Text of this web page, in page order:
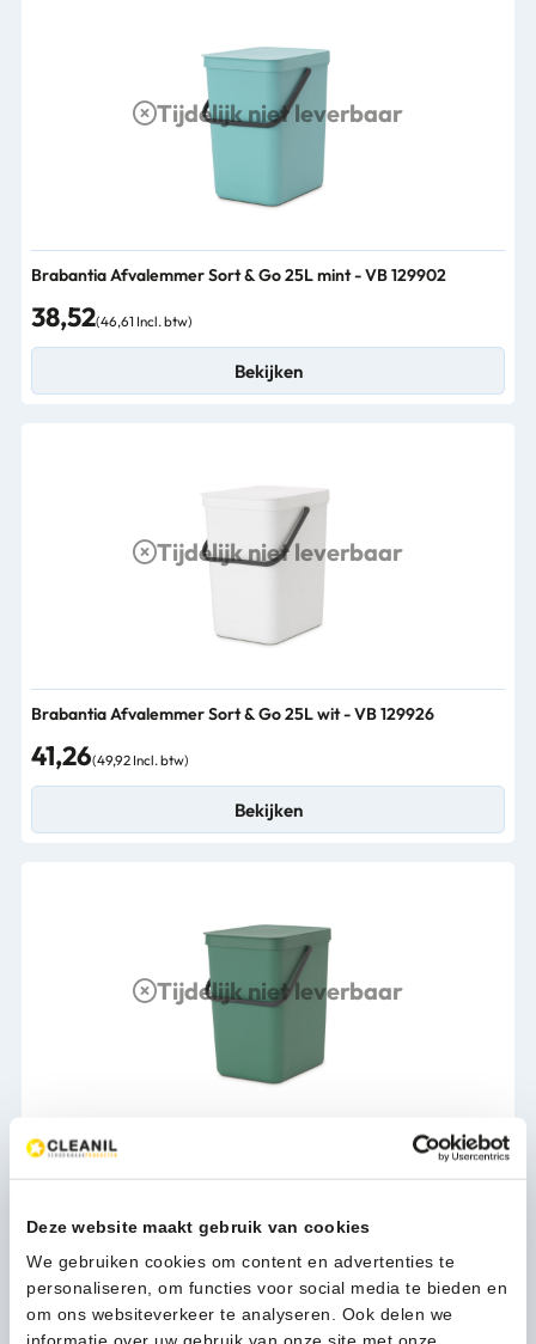
Deze website maakt gebruik van cookies
We gebruiken cookies om content en advertenties te
personaliseren, om functies voor social media te bieden en
om ons websiteverkeer te analyseren. Ook delen we
Tijdelijk niet leverbaar
Brabantia Afvalemmer Sort & Go 25L mint - VB 129902
38,52(46,61 Incl. btw)
Bekijken
Tijdelijk niet leverbaar
Brabantia Afvalemmer Sort & Go 25L wit - VB 129926
41,26(49,92 Incl. btw)
Bekijken
Tijdelijk niet leverbaar
Brabantia Afvalemmer Sort & Go 25L fir green - VB 129964